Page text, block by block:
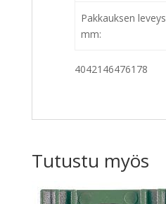
Pakkauksen leveys
mm:
4042146476178
Tutustu myös